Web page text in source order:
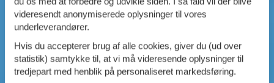
videresendt anonymiserede oplysninger til vores
underleverandører.
Hvis du accepterer brug af alle cookies, giver du (ud over
statistik) samtykke til, at vi må videresende oplysninger til
tredjepart med henblik på personaliseret markedsføring.